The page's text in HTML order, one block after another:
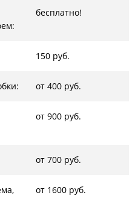
бесплатно!
150 руб.
от 400 руб.
от 900 руб.
от 700 руб.
от 1600 руб.